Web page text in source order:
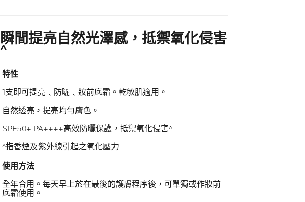
瞬間提亮自然光澤感，抵禦氧化侵害
^
特性
1支即可提亮﹑防曬﹑妝前底霜。乾敏肌適用。
自然透亮，提亮均勻膚色。
SPF50+ PA++++高效防曬保護，抵禦氧化侵害^
^指香煙及紫外線引起之氧化壓力
使用方法
全年合用。每天早上於在最後的護膚程序後，可單獨或作妝前
底霜使用。